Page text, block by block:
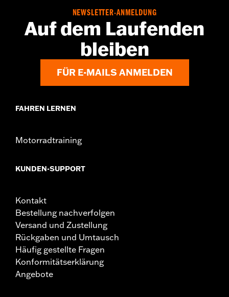
NEWSLETTER-ANMELDUNG
Auf dem Laufenden
bleiben
FÜR E-MAILS ANMELDEN
FAHREN LERNEN
Motorradtraining
KUNDEN-SUPPORT
Kontakt
Bestellung nachverfolgen
Versand und Zustellung
Rückgaben und Umtausch
Häufig gestellte Fragen
Konformitätserklärung
Angebote